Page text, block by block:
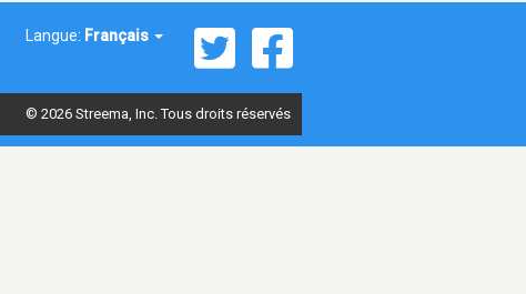
Langue: Français
© 2026 Streema, Inc. Tous droits réservés